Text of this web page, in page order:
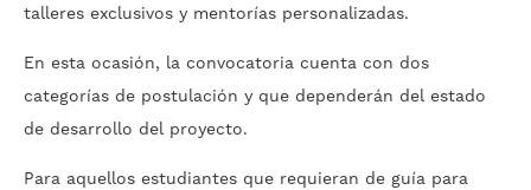
talleres exclusivos y mentorías personalizadas.
En esta ocasión, la convocatoria cuenta con dos
categorías de postulación y que dependerán del estado
de desarrollo del proyecto.
Para aquellos estudiantes que requieran de guía para